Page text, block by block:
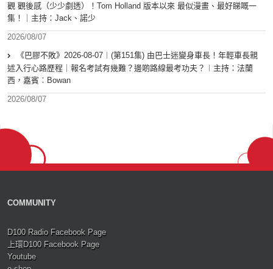
觀 觀後感（少少劇透）！Tom Holland 版本以來 最似漫畫、最好睇嘅一
集！｜主持：Jack、諾少
2026/08/07
《巴膠不敗》2026-08-07︱(第151集) 由巴士迷變身車長！年輕車長親
述入行心路歷程｜報名考試有幾難？邊啲路線最考功夫？︱主持：法蘭
西，嘉賓︰Bowan
2026/08/07
COMMUNITY
D100 Radio Facebook Page
上環D100 Facebook Page
Youtube